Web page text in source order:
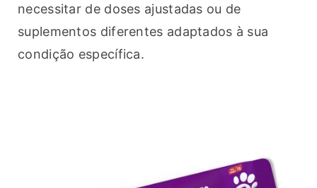
necessitar de doses ajustadas ou de
suplementos diferentes adaptados à sua
condição específica.